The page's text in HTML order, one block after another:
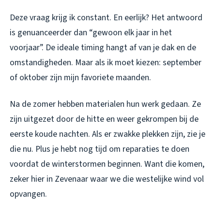
Deze vraag krijg ik constant. En eerlijk? Het antwoord
is genuanceerder dan “gewoon elk jaar in het
voorjaar”. De ideale timing hangt af van je dak en de
omstandigheden. Maar als ik moet kiezen: september
of oktober zijn mijn favoriete maanden.
Na de zomer hebben materialen hun werk gedaan. Ze
zijn uitgezet door de hitte en weer gekrompen bij de
eerste koude nachten. Als er zwakke plekken zijn, zie je
die nu. Plus je hebt nog tijd om reparaties te doen
voordat de winterstormen beginnen. Want die komen,
zeker hier in Zevenaar waar we die westelijke wind vol
opvangen.